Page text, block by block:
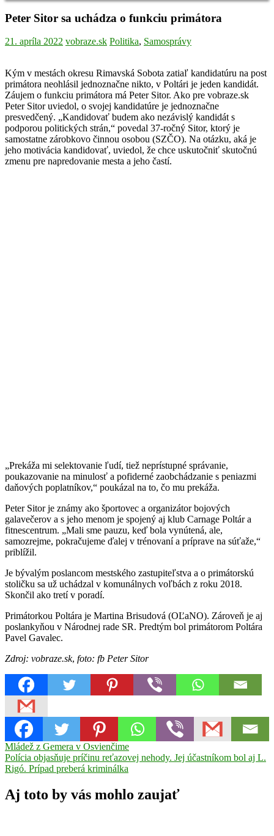
Peter Sitor sa uchádza o funkciu primátora
21. apríla 2022 vobraze.sk Politika, Samosprávy
Kým v mestách okresu Rimavská Sobota zatiaľ kandidatúru na post
primátora neohlásil jednoznačne nikto, v Poltári je jeden kandidát.
Záujem o funkciu primátora má Peter Sitor. Ako pre vobraze.sk
Peter Sitor uviedol, o svojej kandidatúre je jednoznačne
presvedčený. „Kandidovať budem ako nezávislý kandidát s
podporou politických strán,“ povedal 37-ročný Sitor, ktorý je
samostatne zárobkovo činnou osobou (SZČO). Na otázku, aká je
jeho motivácia kandidovať, uviedol, že chce uskutočniť skutočnú
zmenu pre napredovanie mesta a jeho častí.
„Prekáža mi selektovanie ľudí, tiež neprístupné správanie,
poukazovanie na minulosť a pofiderné zaobchádzanie s peniazmi
daňových poplatníkov,“ poukázal na to, čo mu prekáža.
Peter Sitor je známy ako športovec a organizátor bojových
galavečerov a s jeho menom je spojený aj klub Carnage Poltár a
fitnescentrum. „Mali sme pauzu, keď bola vynútená, ale,
samozrejme, pokračujeme ďalej v trénovaní a príprave na súťaže,“
priblížil.
Je bývalým poslancom mestského zastupiteľstva a o primátorskú
stoličku sa už uchádzal v komunálnych voľbách z roku 2018.
Skončil ako tretí v poradí.
Primátorkou Poltára je Martina Brisudová (OĽaNO). Zároveň je aj
poslankyňou v Národnej rade SR. Predtým bol primátorom Poltára
Pavel Gavalec.
Zdroj: vobraze.sk, foto: fb Peter Sitor
kandidátPeter
SitorPoltárprimátor
Navigácia
v
Previous
Post:
Mládež z Gemera v Osvienčime
Next
Post:
Polícia objasňuje príčinu reťazovej nehody. Jej účastníkom bol aj L.
Rigó. Prípad preberá kriminálka
Aj toto by vás mohlo zaujať